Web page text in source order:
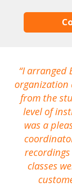
I arranged
organization
from the
level of
was a
classes